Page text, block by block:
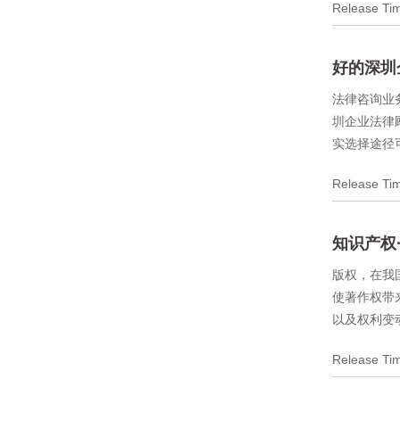
Release
好的深
法律咨询业
圳企业法律
实选择途径
Release
知识产权
版权，在我
使著作权带
以及权利变
Release